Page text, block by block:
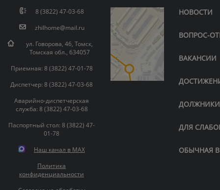
8 (3822) 47-03-68
zhilhome@mail.ru
ул. Говорова, 46, Томск,
Томская обл., 634057
Приемная: 8 (3822) 47-01-78
Диспетчер: 8 (3822) 47-03-68
Аварийно-диспетчерская
служба: 8 (3822) 47-03-68
Паспортный стол: 8 (3822) 47-
01-78
Наш канал в MAX
Политика
конфиденциальности
НОВОСТИ
ВОПРОС-
ВАКАНСИИ
ДОЛЖНИКИ
ДЛЯ
ОБЫЧНАЯ